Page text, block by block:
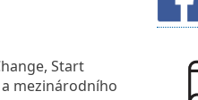
Start
mezinárodního